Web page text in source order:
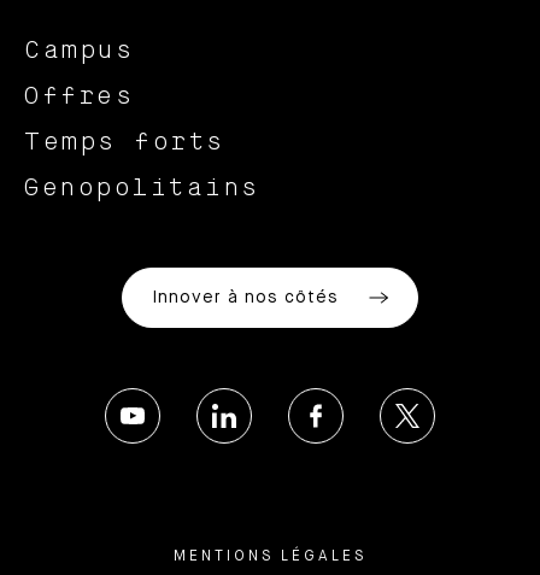
Campus
Offres
Temps forts
Genopolitains
Innover à nos côtés
MENTIONS LÉGALES